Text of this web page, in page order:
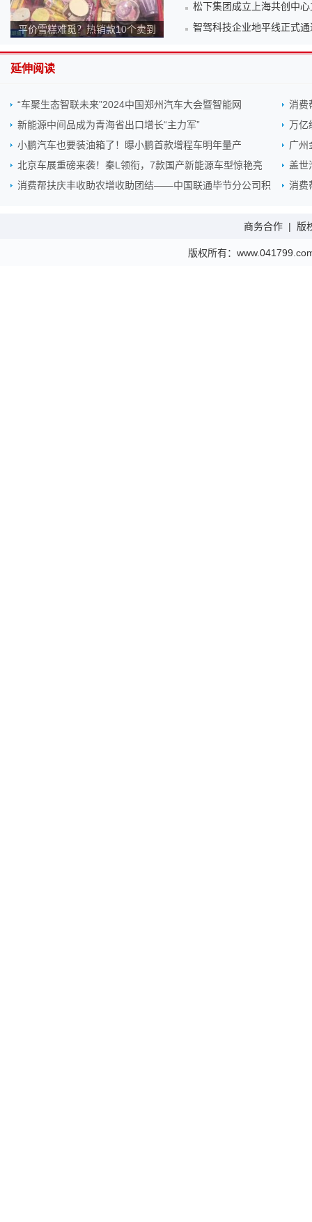
平价雪糕难觅？热销款10个卖到
松下集团成立上海共创中
智驾科技企业地平线正式
延伸阅读
“车聚生态智联未来”2024中国郑州汽车大会暨智能网
消费
新能源中间品成为青海省出口增长“主力军”
万亿
小鹏汽车也要装油箱了！曝小鹏首款增程车明年量产
广州
北京车展重磅来袭！秦L领衔，7款国产新能源车型惊艳亮
盖世
消费帮扶庆丰收助农增收助团结——中国联通毕节分公司积
消费
商务合作 | 版
版权所有：